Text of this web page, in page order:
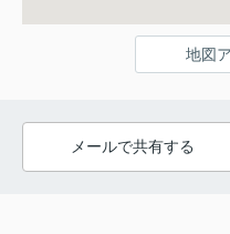
地図
メールで共有する